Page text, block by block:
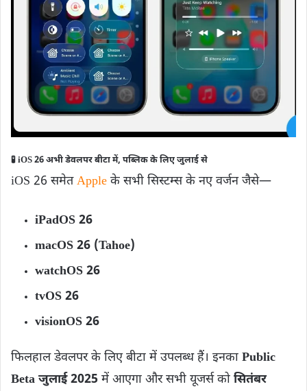
🧪iOS 26 अभी डेवलपर बीटा में, पब्लिक के लिए जुलाई से
iOS 26 समेतApple के सभी सिस्टम्स के नए वर्जन जैसे—
iPadOS 26
macOS 26 (Tahoe)
watchOS 26
tvOS 26
visionOS 26
फिलहाल डेवलपर के लिए बीटा में उपलब्ध हैं। इनका Public
Beta जुलाई 2025 में आएगा और सभी यूजर्स को सितंबर